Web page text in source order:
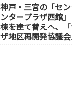
神戸・三宮の「セ
ンタープラザ西館
棟を建て替えへ、
ザ地区再開発協議